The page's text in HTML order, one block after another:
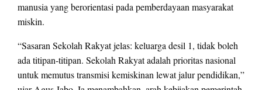
manusia yang berorientasi pada pemberdayaan masyarakat
miskin.
“Sasaran Sekolah Rakyat jelas: keluarga desil 1, tidak boleh
ada titipan-titipan. Sekolah Rakyat adalah prioritas nasional
untuk memutus transmisi kemiskinan lewat jalur pendidikan,”